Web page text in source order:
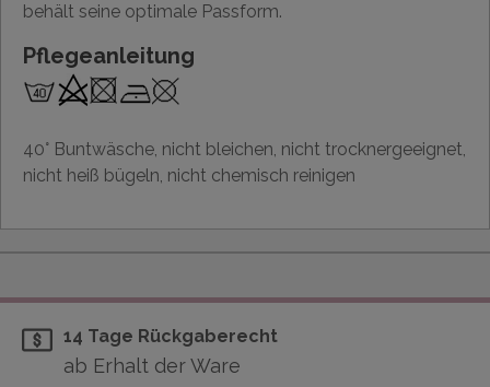
behält seine optimale Passform.
Pflegeanleitung
40° Buntwäsche, nicht bleichen, nicht trocknergeeignet,
nicht heiß bügeln, nicht chemisch reinigen
14 Tage Rückgaberecht
ab Erhalt der Ware